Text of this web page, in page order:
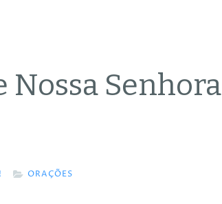
Nossa Senhora
ORAÇÕES